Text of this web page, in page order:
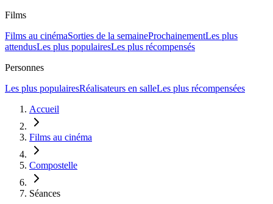
Films
Films au cinémaSorties de la semaineProchainementLes plus
attendusLes plus populairesLes plus récompensés
Personnes
Les plus populairesRéalisateurs en salleLes plus récompensées
Accueil
Films au cinéma
Compostelle
Séances